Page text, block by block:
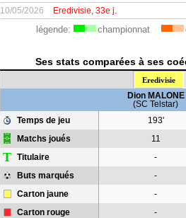
10/05/2026
Eredivisie, 33e j.
légende: championnat
Ses stats comparées à ses
Eredivisie
Dion MALONE
(SC Telstar)
Temps de jeu
193'
Matchs joués 11
T Titulaire -
Buts marqués -
Carton jaune -
Carton rouge -